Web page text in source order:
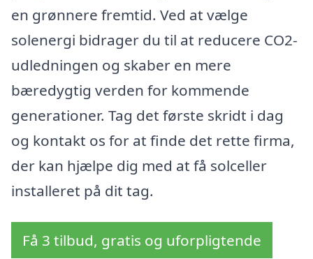
en grønnere fremtid. Ved at vælge
solenergi bidrager du til at reducere CO2-
udledningen og skaber en mere
bæredygtig verden for kommende
generationer. Tag det første skridt i dag
og kontakt os for at finde det rette firma,
der kan hjælpe dig med at få solceller
installeret på dit tag.
Få 3 tilbud, gratis og uforpligtende